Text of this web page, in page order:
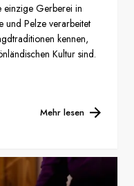
einzige Gerberei in
und Pelze verarbeitet
kennen,
Kultur sind.
Mehr lesen